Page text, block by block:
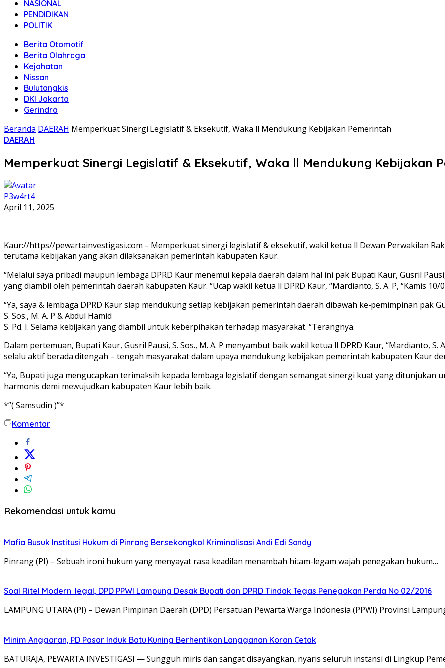
NASIONAL
PENDIDIKAN
POLITIK
Berita Otomotif
Berita Olahraga
Kejahatan
Nissan
Bulutangkis
DKI Jakarta
Gerindra
Beranda DAERAH Memperkuat Sinergi Legislatif & Eksekutif, Waka ll Mendukung Kebijakan Pemerintah
DAERAH
Memperkuat Sinergi Legislatif & Eksekutif, Waka ll Mendukung Kebijakan
P3w4rt4
April 11, 2025
Kaur://https//pewartainvestigasi.com – Memperkuat sinergi legislatif & eksekutif, wakil ketua ll Dewan Perwakilan
terutama kebijakan yang akan dilaksanakan pemerintah kabupaten Kaur.
“Melalui saya pribadi maupun lembaga DPRD Kaur menemui kepala daerah dalam hal ini pak Bupati Kaur, Gusril
yang diambil oleh pemerintah daerah kabupaten Kaur. “Ucap wakil ketua ll DPRD Kaur, “Mardianto, S. A. P, “Kamis
“Ya, saya & lembaga DPRD Kaur siap mendukung setiap kebijakan pemerintah daerah dibawah ke-pemimpinan pak
S. Sos., M. A. P & Abdul Hamid
S. Pd. I. Selama kebijakan yang diambil untuk keberpihakan terhadap masyarakat. “Terangnya.
Dalam pertemuan, Bupati Kaur, Gusril Pausi, S. Sos., M. A. P menyambut baik wakil ketua ll DPRD Kaur, “Mardianto,
selalu aktif berada ditengah – tengah masyarakat dalam upaya mendukung kebijakan pemerintah kabupaten Kaur
“Ya, Bupati juga mengucapkan terimaksih kepada lembaga legislatif dengan semangat sinergi kuat yang
harmonis demi mewujudkan kabupaten Kaur lebih baik.
*”( Samsudin )”*
Komentar
Rekomendasi untuk kamu
Mafia Busuk Institusi Hukum di Pinrang Bersekongkol Kriminalisasi Andi Edi Sandy
Pinrang (PI) – Sebuah ironi hukum yang menyayat rasa keadilan menambah hitam-legam wajah penegakan hukum…
Soal Ritel Modern Ilegal, DPD PPWI Lampung Desak Bupati dan DPRD Tindak Tegas Penegakan Perda No 02/2016
​LAMPUNG UTARA (PI) – Dewan Pimpinan Daerah (DPD) Persatuan Pewarta Warga Indonesia (PPWI) Provinsi
Minim Anggaran, PD Pasar Induk Batu Kuning Berhentikan Langganan Koran Cetak
BATURAJA, PEWARTA INVESTIGASI — Sungguh miris dan sangat disayangkan, nyaris seluruh instansi di Lingkup